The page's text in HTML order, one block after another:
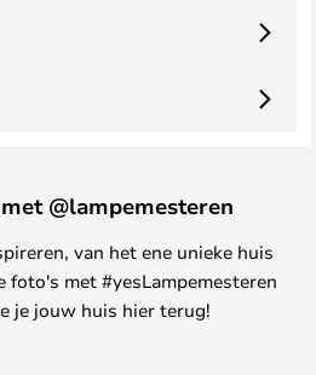
@lampemesteren
van het ene unieke huis
foto's met #yesLampemesteren
je jouw huis hier terug!